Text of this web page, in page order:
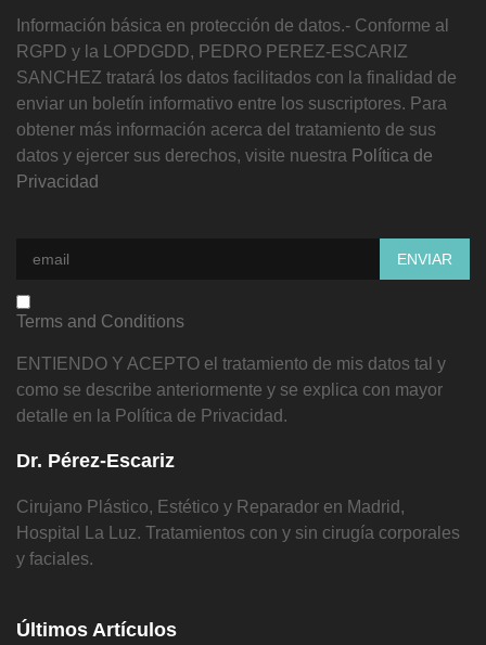
Información básica en protección de datos.- Conforme al
RGPD y la LOPDGDD, PEDRO PEREZ-ESCARIZ
SANCHEZ tratará los datos facilitados con la finalidad de
enviar un boletín informativo entre los suscriptores. Para
obtener más información acerca del tratamiento de sus
datos y ejercer sus derechos, visite nuestra Política de
Privacidad
Terms and Conditions
ENTIENDO Y ACEPTO el tratamiento de mis datos tal y
como se describe anteriormente y se explica con mayor
detalle en la Política de Privacidad.
Dr. Pérez-Escariz
Cirujano Plástico, Estético y Reparador en Madrid,
Hospital La Luz. Tratamientos con y sin cirugía corporales
y faciales.
Últimos Artículos